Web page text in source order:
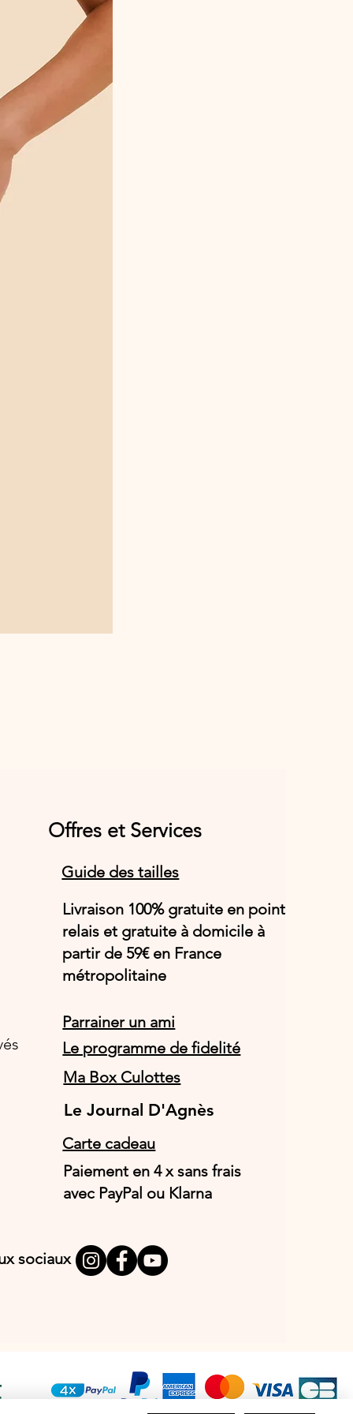
Offres et Services
Guide des tailles
Livraison 100% gratuite en point
relais et gratuite à domicile à
partir de 59€ en France
métropolitaine
Parrainer un ami
Le programme de fidelité
Ma Box Culottes
Le Journal D'Agnès
Le Journal D'Agnès
Carte cadeau
Paiement en 4 x sans frais
avec PayPal ou Klarna
sociaux